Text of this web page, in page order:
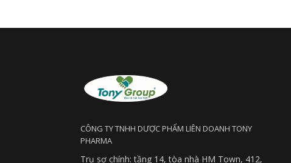
CÔNG TY TNHH DƯỢC PHẨM LIÊN DOANH TONY
PHARMA
Trụ sợ chính: tầng 14, tòa nhà HM Town, 412,